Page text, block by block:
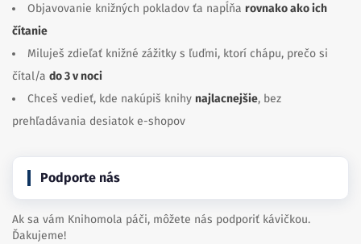
Objavovanie knižných pokladov ťa napĺňa rovnako ako ich
čítanie
Miluješ zdieľať knižné zážitky s ľuďmi, ktorí chápu, prečo si
čítal/a do 3 v noci
Chceš vedieť, kde nakúpiš knihy najlacnejšie, bez
prehľadávania desiatok e-shopov
Podporte nás
Ak sa vám Knihomola páči, môžete nás podporiť kávičkou.
Ďakujeme!